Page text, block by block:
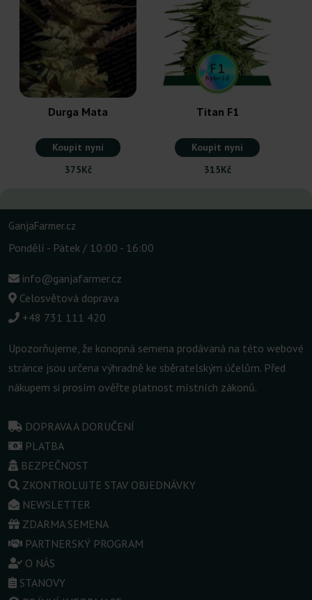
Durga Mata
Koupit nyní
375Kč
Titan F1
Koupit nyní
315Kč
GanjaFarmer.cz
Pondělí - Pátek / 10:00 - 16:00
info@ganjafarmer.cz
Celosvětová doprava
+48 731 111 420
Upozorňujeme, že konopná semena prodávaná na této webové
stránce jsou určena výhradně ke sběratelským účelům. Před
nákupem si prosím ověřte platnost místních zákonů.
DOPRAVA A DORUČENÍ
PLATBA
BEZPEČNOST
ZKONTROLUJTE STAV OBJEDNÁVKY
NEWSLETTER
ZDARMA SEMENA
PARTNERSKÝ PROGRAM
O NÁS
STANOVY